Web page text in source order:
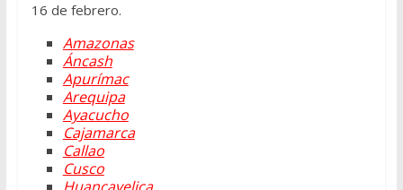
16 de febrero.
Amazonas
Áncash
Apurímac
Arequipa
Ayacucho
Cajamarca
Callao
Cusco